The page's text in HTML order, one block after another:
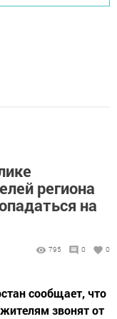
региона
на
795 0 0
сообщает, что
звонят от